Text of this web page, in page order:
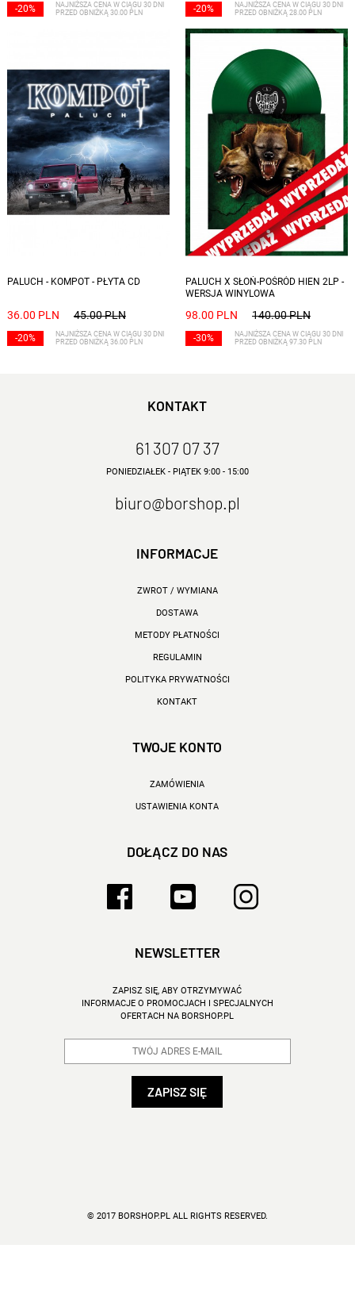
-20%
NAJNIŻSZA CENA W CIĄGU 30 DNI
PRZED OBNIŻKĄ 30.00 PLN
-20%
NAJNIŻSZA CENA W CIĄGU 30 DNI
PRZED OBNIŻKĄ 28.00 PLN
PALUCH - KOMPOT - PŁYTA CD
36.00 PLN 45.00 PLN
-20%
NAJNIŻSZA CENA W CIĄGU 30 DNI
PRZED OBNIŻKĄ 36.00 PLN
PALUCH X SŁOŃ-POŚRÓD HIEN 2LP -
WERSJA WINYLOWA
98.00 PLN 140.00 PLN
-30%
NAJNIŻSZA CENA W CIĄGU 30 DNI
PRZED OBNIŻKĄ 97.30 PLN
KONTAKT
61 307 07 37
PONIEDZIAŁEK - PIĄTEK 9:00 - 15:00
biuro@borshop.pl
INFORMACJE
ZWROT / WYMIANA
DOSTAWA
METODY PŁATNOŚCI
REGULAMIN
POLITYKA PRYWATNOŚCI
KONTAKT
TWOJE KONTO
ZAMÓWIENIA
USTAWIENIA KONTA
DOŁĄCZ DO NAS
NEWSLETTER
ZAPISZ SIĘ, ABY OTRZYMYWAĆ
INFORMACJE O PROMOCJACH I SPECJALNYCH
OFERTACH NA BORSHOP.PL
© 2017 BORSHOP.PL ALL RIGHTS RESERVED.